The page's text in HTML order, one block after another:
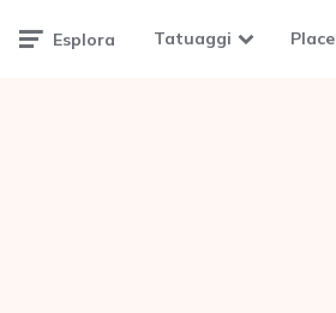
Esplora Tatuaggi